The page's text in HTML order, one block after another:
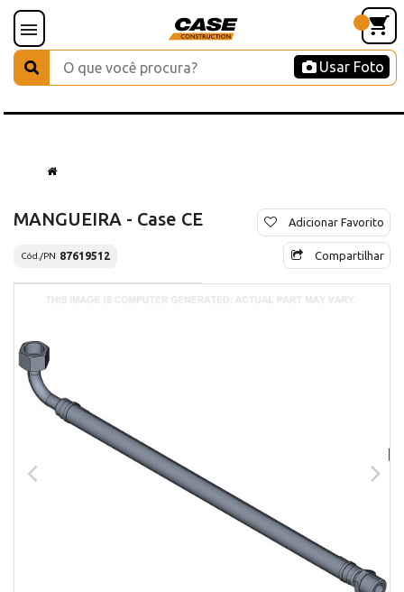
Usar Foto
MANGUEIRA - Case CE
Cód./PN 87619512
Adicionar Favorito
Compartilhar